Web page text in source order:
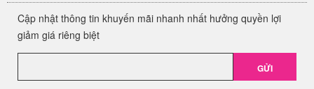
Cập nhật thông tin khuyến mãi nhanh nhất hưởng quyền lợi
giảm giá riêng biệt
GỬI